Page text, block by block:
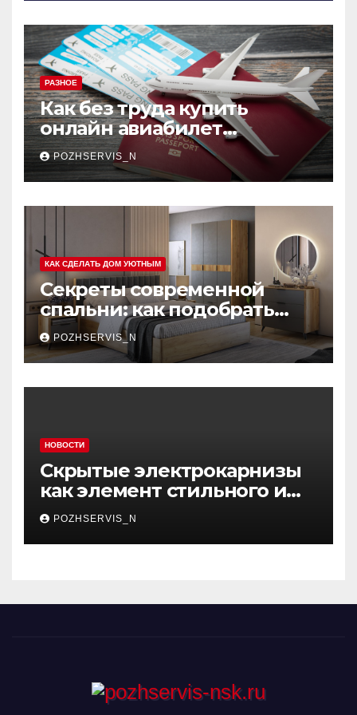
РАЗНОЕ
Как без труда купить
онлайн авиабилет
Аэрофлота: пошаговое
руководство
POZHSERVIS_N
КАК СДЕЛАТЬ ДОМ УЮТНЫМ
Секреты современной
спальни: как подобрать
мебель, которая меняет
пространство
POZHSERVIS_N
НОВОСТИ
Скрытые электрокарнизы
как элемент стильного и
функционального
интерьера
POZHSERVIS_N